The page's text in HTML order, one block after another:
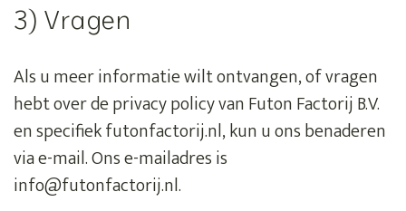
3) Vragen
Als u meer informatie wilt ontvangen, of vragen
hebt over de privacy policy van Futon Factorij B.V.
en specifiek futonfactorij.nl, kun u ons benaderen
via e-mail. Ons e-mailadres is
info@futonfactorij.nl.